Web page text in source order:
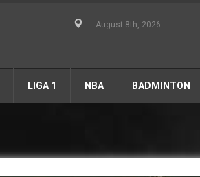
August 8th, 2026
LIGA 1 NBA BADMINTON